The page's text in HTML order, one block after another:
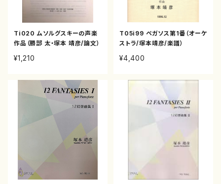
Ti020 ムソルグスキーの声楽
作品（勝部 太・塚本 靖彦/論文）
¥1,210
T05i99 ペガソス第1番（オーケ
ストラ/塚本靖彦/楽譜）
¥4,400